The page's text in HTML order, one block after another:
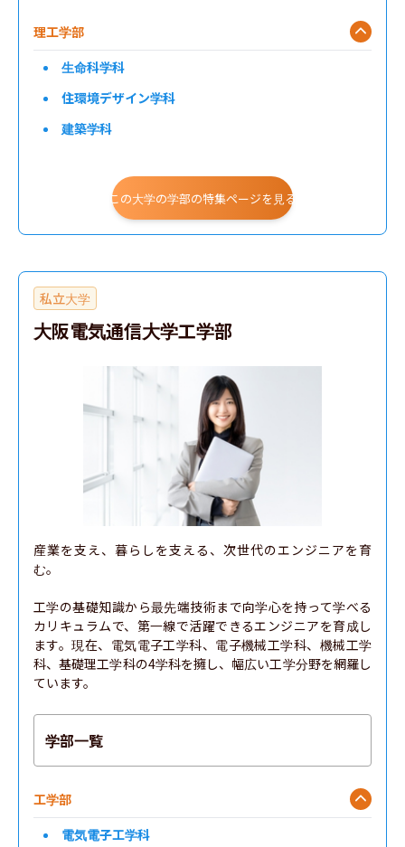
理工学部
生命科学科
住環境デザイン学科
建築学科
機械工学科
電気電子情報工学科
この大学の学部の特集ページを見る
私立大学
大阪電気通信大学工学部
産業を支え、暮らしを支える、次世代のエンジニアを育
む。
工学の基礎知識から最先端技術まで向学心を持って学べる
カリキュラムで、第一線で活躍できるエンジニアを育成し
ます。現在、電気電子工学科、電子機械工学科、機械工学
科、基礎理工学科の4学科を擁し、幅広い工学分野を網羅し
ています。
学部一覧
工学部
電気電子工学科